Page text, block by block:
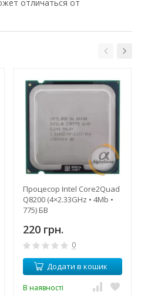
отличаться от
Процесор Intel Core2Quad
Q8200 (4×2.33GHz • 4Mb •
775) БВ
220 грн.
0
Додати в кошик
В наявності